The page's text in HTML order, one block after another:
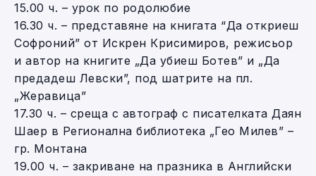
15.00 ч. – урок по родолюбие
16.30 ч. – представяне на книгата “Да откриеш
Софроний” от Искрен Крисимиров, режисьор
и автор на книгите „Да убиеш Ботев” и „Да
предадеш Левски”, под шатрите на пл.
„Жеравица”
17.30 ч. – среща с автограф с писателката Даян
Шаер в Регионална библиотека „Гео Милев” –
гр. Монтана
19.00 ч. – закриване на празника в Английски